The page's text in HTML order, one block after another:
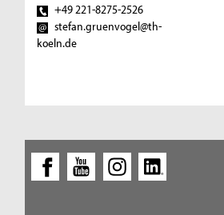
+49 221-8275-2526
stefan.gruenvogel@th-
koeln.de